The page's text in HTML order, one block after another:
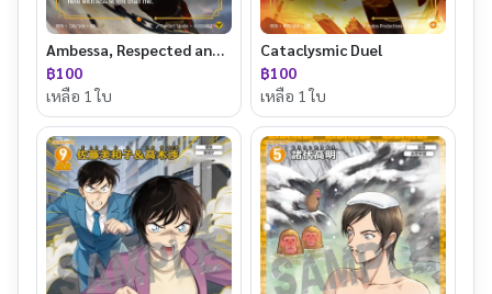
Ambessa, Respected and Feared
฿100
เหลือ 1 ใบ
Cataclysmic Duel
฿100
เหลือ 1 ใบ